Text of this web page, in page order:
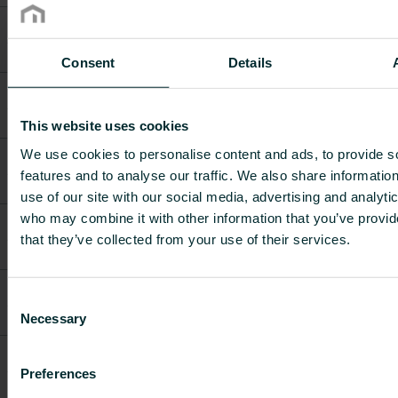
Consent Details
This website uses cookies
We use cookies to personalise content and ads, to provide
features and to analyse our traffic. We also share
use of our site with our social media, advertising and
who may combine it with other information that you’ve
that they’ve collected from your use of their services.
Selection
Necessary
Preferences
AZ14BTT0T2147500
towelbar 475
2.1 -
TINOS T21
mm
AZ14BTT0T2177500
TINOS T21
towelbar 775
mm
2.478 -
AZ14BTTLT1132500
TINOS/LANGILA
T11 t.bar
1.62 -
AZ14BTTLT1162500